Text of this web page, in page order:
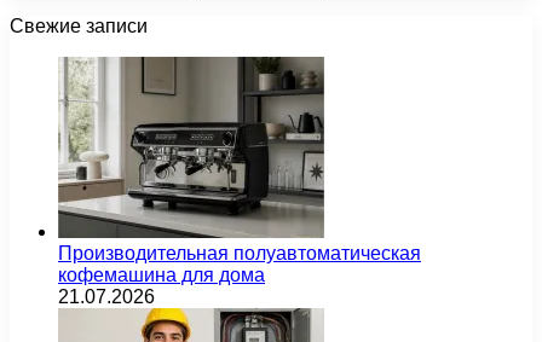
Свежие записи
Производительная полуавтоматическая
кофемашина для дома
21.07.2026